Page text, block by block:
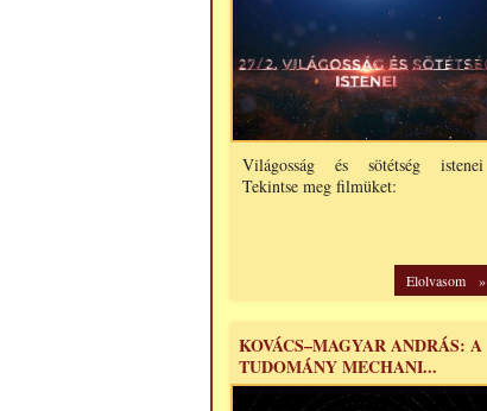
Világosság és sötétség istenei
Tekintse meg filmüket:
Elolvasom »
KOVÁCS–MAGYAR ANDRÁS: A
TUDOMÁNY MECHANI...